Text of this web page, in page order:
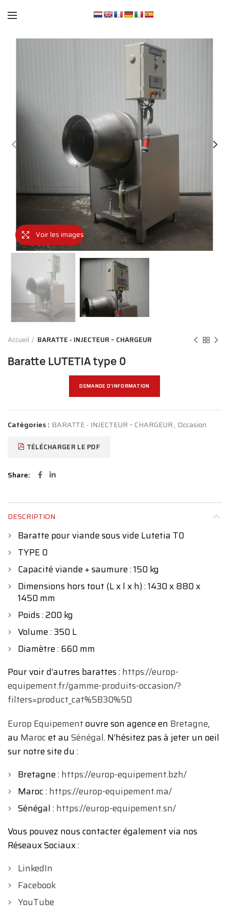
Voir les images
Accueil BARATTE - INJECTEUR – CHARGEUR
Baratte LUTETIA type 0
DEMANDE D'INFORMATION
Catégories : BARATTE - INJECTEUR – CHARGEUR, Occasion
TÉLÉCHARGER LE PDF
Share
DESCRIPTION
Baratte pour viande sous vide Lutetia T0
TYPE 0
Capacité viande + saumure : 150 kg
Dimensions hors tout (L x l x h) : 1430 x 880 x
1450 mm
Poids : 200 kg
Volume : 350 L
Diamètre : 660 mm
Pour voir d’autres barattes :https://europ-
equipement.fr/gamme-produits-occasion/?
filters=product_cat%5B30%5D
Europ Equipementouvre son agence en Bretagne,
au Marocet au Sénégal. N’hésitez pas à jeter un oeil
sur notre site du :
Bretagne :https://europ-equipement.bzh/
Maroc :https://europ-equipement.ma/
Sénégal :https://europ-equipement.sn/
Vous pouvez nous contacter également via nos
Réseaux Sociaux :
LinkedIn
Facebook
YouTube